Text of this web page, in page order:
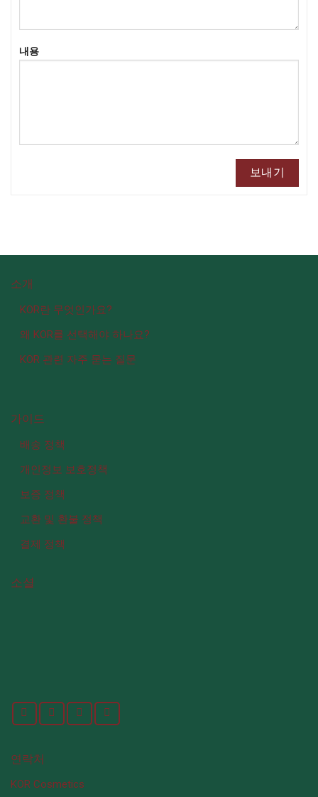
내용
소개
KOR란 무엇인가요?
왜 KOR를 선택해야 하나요?
KOR 관련 자주 묻는 질문
가이드
배송 정책
개인정보 보호정책
보증 정책
교환 및 환불 정책
결제 정책
소셜
연락처
KOR Cosmetics